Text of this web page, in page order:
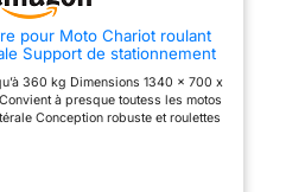
pour Moto Chariot roulant
Support de stationnement
360 kg Dimensions 1340 x 700 x
à presque toutess les motos
Conception robuste et roulettes